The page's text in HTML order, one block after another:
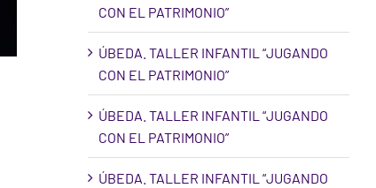
CON EL PATRIMONIO”
ÚBEDA. TALLER INFANTIL “JUGANDO
CON EL PATRIMONIO”
ÚBEDA. TALLER INFANTIL “JUGANDO
CON EL PATRIMONIO”
ÚBEDA. TALLER INFANTIL “JUGANDO